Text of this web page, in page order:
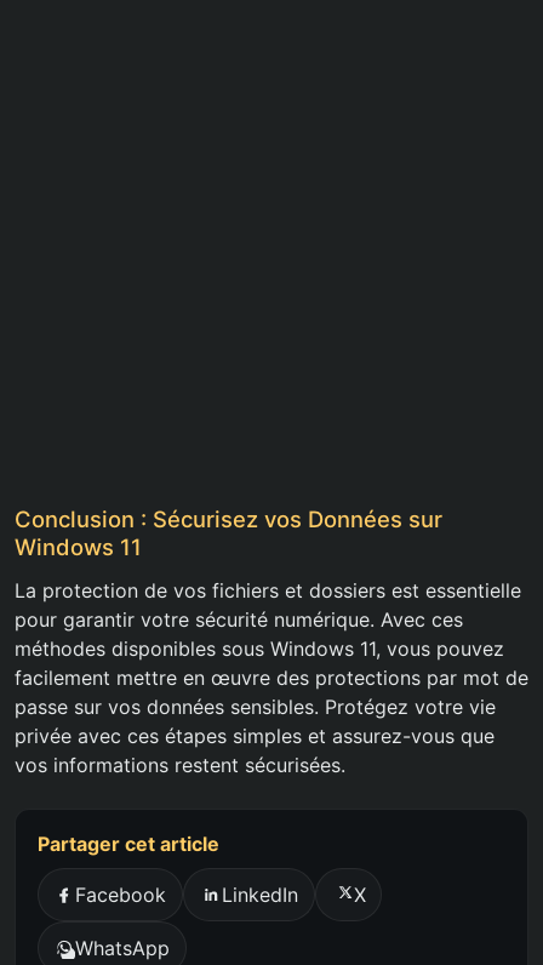
Conclusion : Sécurisez vos Données sur
Windows 11
La protection de vos fichiers et dossiers est essentielle
pour garantir votre sécurité numérique. Avec ces
méthodes disponibles sous Windows 11, vous pouvez
facilement mettre en œuvre des protections par mot de
passe sur vos données sensibles. Protégez votre vie
privée avec ces étapes simples et assurez-vous que
vos informations restent sécurisées.
Partager cet article
Facebook LinkedIn X
WhatsApp